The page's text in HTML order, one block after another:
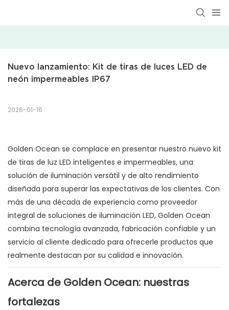
Nuevo lanzamiento: Kit de tiras de luces LED de
neón impermeables IP67
2026-01-16
Golden Ocean se complace en presentar nuestro nuevo kit
de tiras de luz LED inteligentes e impermeables, una
solución de iluminación versátil y de alto rendimiento
diseñada para superar las expectativas de los clientes. Con
más de una década de experiencia como proveedor
integral de soluciones de iluminación LED, Golden Ocean
combina tecnología avanzada, fabricación confiable y un
servicio al cliente dedicado para ofrecerle productos que
realmente destacan por su calidad e innovación.
Acerca de Golden Ocean: nuestras
fortalezas